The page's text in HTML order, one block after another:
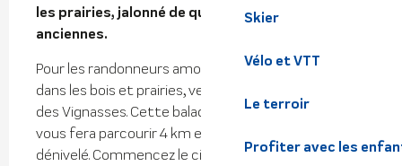
Skier
Vélo et VTT
Le terroir
Profiter avec les
les prairies, jalonné de quelques demeures
anciennes.
Pour les randonneurs amoureux de promenades
dans les bois et prairies, venez découvrir le circuit
des Vignasses. Cette balade d’une durée de 1h45,
vous fera parcourir 4 km et 300 mètres de
dénivelé. Commencez le circuit en vous garant